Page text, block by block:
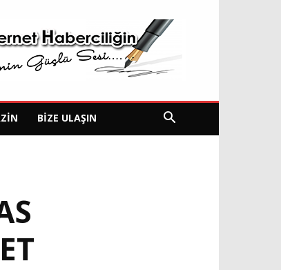
BIZE ULAŞIN